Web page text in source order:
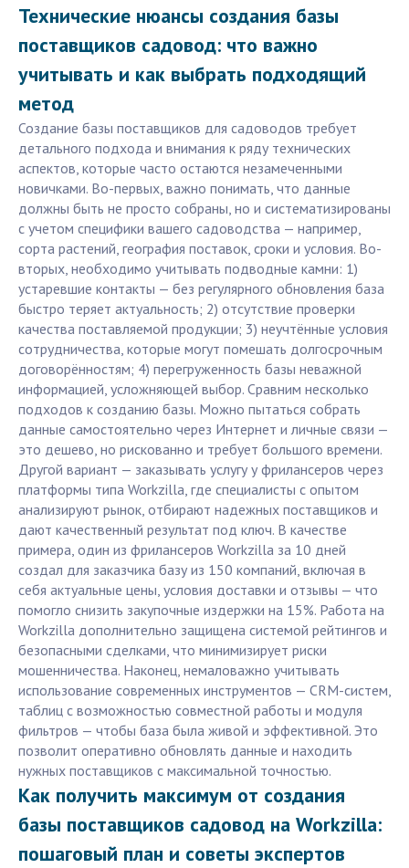
Технические нюансы создания базы
поставщиков садовод: что важно
учитывать и как выбрать подходящий
метод
Создание базы поставщиков для садоводов требует
детального подхода и внимания к ряду технических
аспектов, которые часто остаются незамеченными
новичками. Во-первых, важно понимать, что данные
должны быть не просто собраны, но и систематизированы
с учетом специфики вашего садоводства — например,
сорта растений, география поставок, сроки и условия. Во-
вторых, необходимо учитывать подводные камни: 1)
устаревшие контакты — без регулярного обновления база
быстро теряет актуальность; 2) отсутствие проверки
качества поставляемой продукции; 3) неучтённые условия
сотрудничества, которые могут помешать долгосрочным
договорённостям; 4) перегруженность базы неважной
информацией, усложняющей выбор. Сравним несколько
подходов к созданию базы. Можно пытаться собрать
данные самостоятельно через Интернет и личные связи —
это дешево, но рискованно и требует большого времени.
Другой вариант — заказывать услугу у фрилансеров через
платформы типа Workzilla, где специалисты с опытом
анализируют рынок, отбирают надежных поставщиков и
дают качественный результат под ключ. В качестве
примера, один из фрилансеров Workzilla за 10 дней
создал для заказчика базу из 150 компаний, включая в
себя актуальные цены, условия доставки и отзывы — что
помогло снизить закупочные издержки на 15%. Работа на
Workzilla дополнительно защищена системой рейтингов и
безопасными сделками, что минимизирует риски
мошенничества. Наконец, немаловажно учитывать
использование современных инструментов — CRM-систем,
таблиц с возможностью совместной работы и модуля
фильтров — чтобы база была живой и эффективной. Это
позволит оперативно обновлять данные и находить
нужных поставщиков с максимальной точностью.
Как получить максимум от создания
базы поставщиков садовод на Workzilla:
пошаговый план и советы экспертов